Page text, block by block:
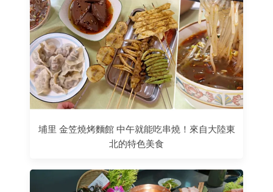
埔里 金笠燒烤麵館 中午就能吃串燒！來自大陸東
北的特色美食